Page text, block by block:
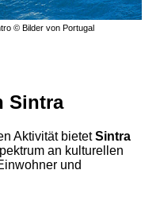
© Bilder von Portugal
Sintra
Aktivität bietetSintra
an kulturellen
und